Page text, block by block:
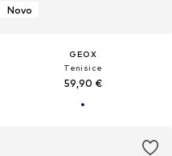
Novo
GEOX
Tenisice
59,90 €